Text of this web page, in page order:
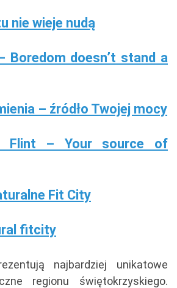
nie wieje nudą
Boredom doesn’t stand a
– źródło Twojej mocy
Flint – Your source of
Fit City
fitcity
najbardziej unikatowe
regionu świętokrzyskiego.